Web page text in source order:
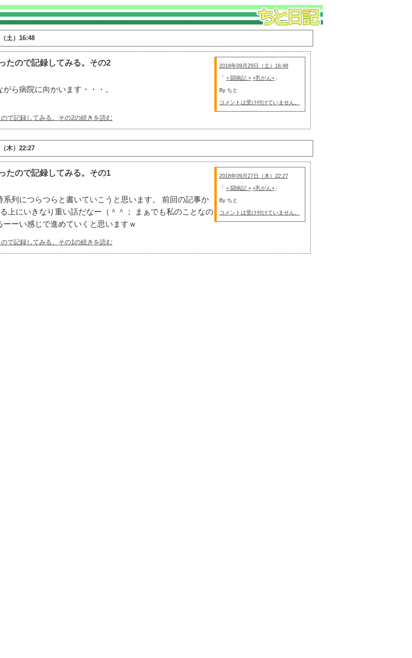
土）16:48
2018年09月29日（土）16:48
「 + 闘病記 + +乳がん+ 」
By ちと
コメントは受け付けていません。
たので記録してみる。その2
がら病院に向かいます・・・。
で記録してみる。その2の続きを読む
木）22:27
2018年09月27日（木）22:27
「 + 闘病記 + +乳がん+ 」
By ちと
コメントは受け付けていません。
たので記録してみる。その1
系列につらつらと書いていこうと思います。 前回の記事か
上にいきなり重い話だなー（＾＾； まぁでも私のことなの
ーーい感じで進めていくと思いますｗ
で記録してみる。その1の続きを読む